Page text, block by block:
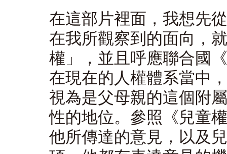
在這部片裡面，我想先
在我所觀察到的面向，
權」，並且呼應聯合國
在現在的人權體系當中
視為是父母親的這個附
性的地位。參照《兒童
他所傳達的意見，以及